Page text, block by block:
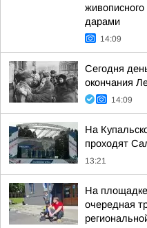
дарами
14:09
Сегодня
окончания
14:09
На
проходят
13:21
На
очередная